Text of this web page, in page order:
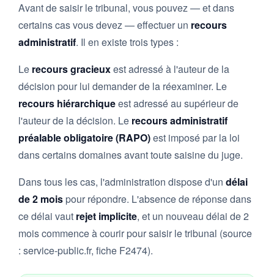
Avant de saisir le tribunal, vous pouvez — et dans
certains cas vous devez — effectuer un recours
administratif. Il en existe trois types :
Le recours gracieuxest adressé à l'auteur de la
décision pour lui demander de la réexaminer. Le
recours hiérarchiqueest adressé au supérieur de
l'auteur de la décision. Le recours administratif
préalable obligatoire (RAPO)est imposé par la loi
dans certains domaines avant toute saisine du juge.
Dans tous les cas, l'administration dispose d'un délai
de 2 mois pour répondre. L'absence de réponse dans
ce délai vaut rejet implicite, et un nouveau délai de 2
mois commence à courir pour saisir le tribunal (source
: service-public.fr, fiche F2474).